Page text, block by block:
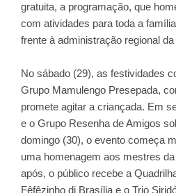
gratuita, a programação, que
com atividades para toda a
frente à administração regional da
No sábado (29), as festividades
Grupo Mamulengo Presepada,
promete agitar a criançada. Em
e o Grupo Resenha de Amigos
domingo (30), o evento começa
uma homenagem aos mestres
após, o público recebe a
Fêfêzinho di Brasília e o Trio